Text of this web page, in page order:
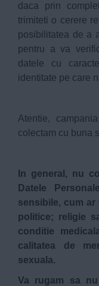
daca prin
trimiteti o cerere
posibilitatea de a
pentru a va
datele cu
identitate pe care
Atentie,
colectam cu buna
In general, nu
Datele
sensibile, cum
politice; religie
conditie
calitatea de
sexuala.
Va rugam sa